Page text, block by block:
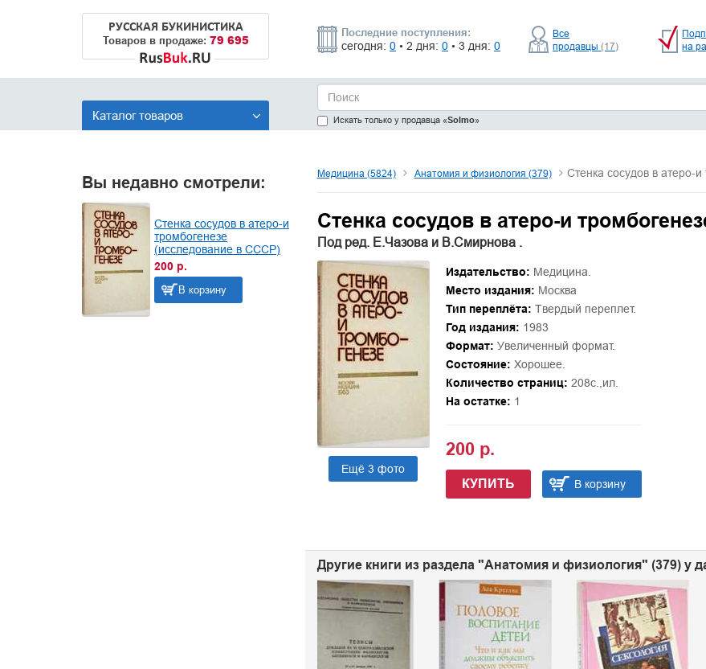
РУССКАЯ БУКИНИСТИКА
Товаров в продаже: 79 695
Последние поступления:
сегодня: 0 • 2 дня: 0 • 3 дня: 0
Все
продавцы (17)
на
Каталог товаров Искать только у продавца «Solmo»
Вы недавно смотрели:
Стенка сосудов в атеро-и
тромбогенезе
(исследование в СССР)
200 р.
В корзину
Медицина (5824) Анатомия и физиология (379) Стенка сосудов в атеро-
Стенка сосудов в атеро-и
Под ред. Е.Чазова и В.Смирнова .
Ещё 3 фото
Издательство: Медицина.
Место издания: Москва
Тип переплёта: Твердый переплет.
Год издания: 1983
Формат: Увеличенный формат.
Состояние: Хорошее.
Количество страниц: 208с.,ил.
На остатке: 1
200 р.
КУПИТЬ В корзину
Другие книги из раздела "Анатомия и физиология" (379) у